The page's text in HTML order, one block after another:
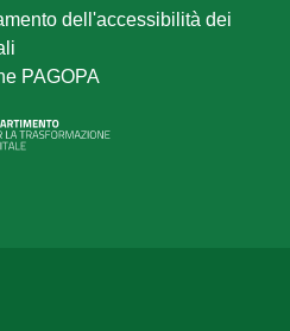
dell'accessibilità dei
PAGOPA